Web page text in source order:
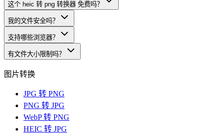
这个 heic 转 png 转换器 免费吗？
我的文件安全吗？
支持哪些浏览器？
有文件大小限制吗？
图片转换
JPG 转 PNG
PNG 转 JPG
WebP 转 PNG
HEIC 转 JPG